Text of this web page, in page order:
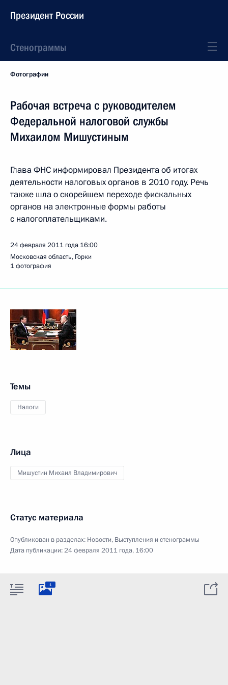
Президент России
Стенограммы
Фотографии
Рабочая встреча с руководителем
Федеральной налоговой службы
Михаилом Мишустиным
Глава ФНС информировал Президента об итогах
деятельности налоговых органов в 2010 году. Речь
также шла о скорейшем переходе фискальных
органов на электронные формы работы
с налогоплательщиками.
24 февраля 2011 года 16:00
Московская область, Горки
1 фотография
Темы
Налоги
Лица
Мишустин Михаил Владимирович
Статус материала
Опубликован в разделах: Новости, Выступления и стенограммы
Дата публикации:24 февраля 2011 года, 16:00
1